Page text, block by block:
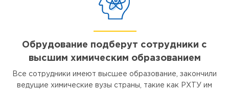
Обрудование подберут сотрудники с
высшим химическим образованием
Все сотрудники имеют высшее образование, закончили
ведущие химические вузы страны, такие как РХТУ им